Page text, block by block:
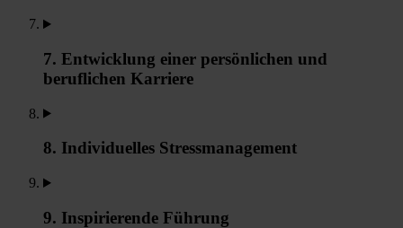
7. Entwicklung einer persönlichen und
beruflichen Karriere
8. Individuelles Stressmanagement
9. Inspirierende Führung